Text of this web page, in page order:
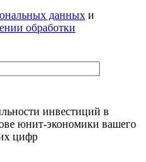
данных и
обработки
инвестиций в
юнит-экономики вашего
цифр